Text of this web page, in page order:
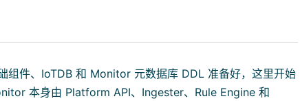
组件、IoTDB 和 Monitor 元数据库 DDL 准备好，这里开始
本身由 Platform API、Ingester、Rule Engine 和